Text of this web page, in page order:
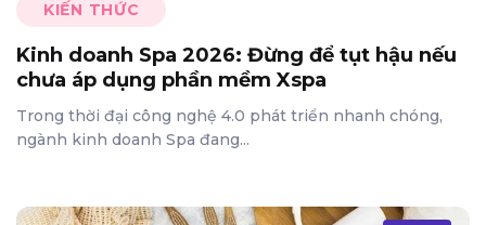
KIẾN THỨC
Kinh doanh Spa 2026: Đừng để tụt hậu nếu
chưa áp dụng phần mềm Xspa
Trong thời đại công nghệ 4.0 phát triển nhanh chóng,
ngành kinh doanh Spa đang...